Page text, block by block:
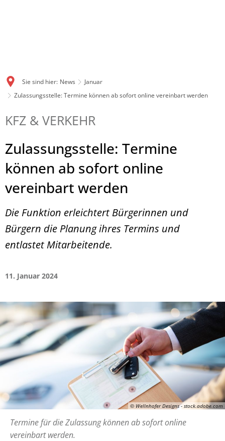
Sie sind hier: News
Januar
Zulassungsstelle: Termine können ab sofort online vereinbart werden
KFZ & VERKEHR
Zulassungsstelle: Termine
können ab sofort online
vereinbart werden
Die Funktion erleichtert Bürgerinnen und
Bürgern die Planung ihres Termins und
entlastet Mitarbeitende.
11. Januar 2024
© Wellnhofer Designs - stock.adobe.com
Termine für die Zulassung können ab sofort online
vereinbart werden.